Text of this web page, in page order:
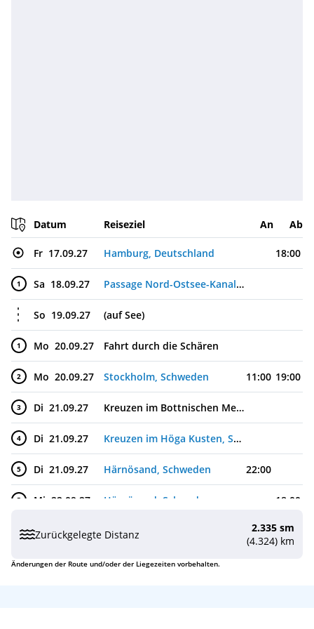
Datum Reiseziel An Ab
Fr 17.09.27 Hamburg, Deutschland 18:00
1 Sa 18.09.27 Passage Nord-Ostsee-Kanal, Deutschland
So 19.09.27 (auf See)
1 Mo 20.09.27 Fahrt durch die Schären
2 Mo 20.09.27 Stockholm, Schweden 11:00 19:00
3 Di 21.09.27 Kreuzen im Bottnischen Meerbusen
4 Di 21.09.27 Kreuzen im Höga Kusten, Schweden
5 Di 21.09.27 Härnösand, Schweden 22:00
5 Mi 22.09.27 Härnösand, Schweden 18:00
6 Do 23.09.27 Kreuzen im Kvarken-Archipel
7 Fr 24.09.27 Luleå, Schweden
Zurückgelegte Distanz
2.335 sm
(4.324) km
Änderungen der Route und/oder der Liegezeiten vorbehalten.